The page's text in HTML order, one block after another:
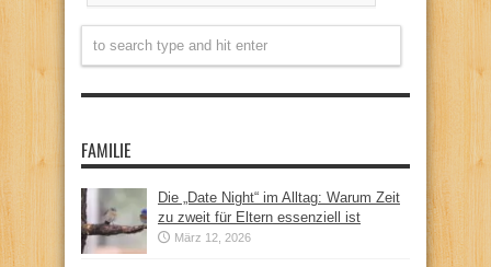
FAMILIE
Die „Date Night“ im Alltag: Warum Zeit
zu zweit für Eltern essenziell ist
März 12, 2026